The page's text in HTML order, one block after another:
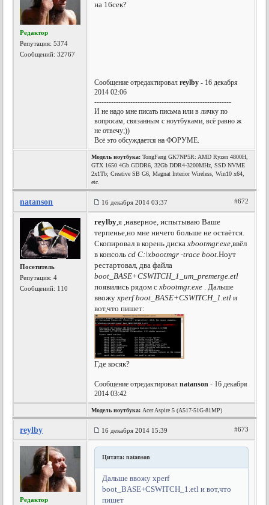
Редактор
Репутация:5374
Сообщений: 32767
на 16сек?
Сообщение отредактировалreylby - 16 декабря
2014 02:06
---------------------------------------------------------
И не надо мне писать письма или в личку по
вопросам, связанным с ноутбуками, всё равно ж
не отвечу;))
Всё это обсуждается на ФОРУМЕ.
Модель ноутбука: TongFang GK7NP5R: AMD Ryzen 4800H,
GTX 1650 4Gb GDDR6, 32Gb DDR4-3200MHz, SSD NVME
2x1Tb; Creative SB G6, Magnat Interior Wireless, Win10 x64,
etc.
natanson 16 декабря 2014 03:37 #672
Посетитель
Репутация:4
Сообщений: 110
reylby,я ,наверное, испытываю Ваше
терпенье,но мне ничего больше не остаётся.
Скопировал в корень дискаxbootmgr.exe,ввёл
в консольcd C:\xbootmgr -trace boot.Ноут
рестартовал, два файла
boot_BASE+CSWITCH_1_um_premerge.etl
появились рядом сxbootmgr.exe . Дальше
ввожуxperf boot_BASE+CSWITCH_1.etl и
вот,что пишет:
Где косяк?
Сообщение отредактировалnatanson - 16 декабря
2014 03:42
Модель ноутбука: Acer Aspire 5 (A517-51G-81MP)
reylby 16 декабря 2014 15:39 #673
Редактор
Цитата: natanson
Дальше ввожу xperf
boot_BASE+CSWITCH_1.etl и вот,что
пишет